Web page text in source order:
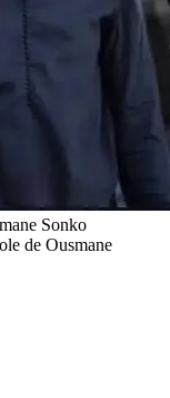
Sonko
de Ousmane